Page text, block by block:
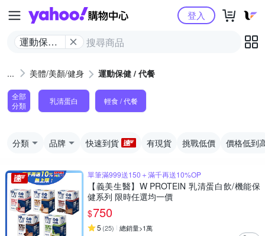
Yahoo購物中心
運動保健 /
登入
美體/美顏/健身 運動保健 / 代餐
全部
分類
乳清蛋白 輕食 / 代餐
分類 品牌 快速到貨 有現貨 挑戰低價 價格低到
單筆滿999送150＋滿千再送10%OP
【義美生醫】W PROTEIN 乳清蛋白飲/機能保
健系列 限時任選均一價
$750
5 (25) 總銷量>1萬